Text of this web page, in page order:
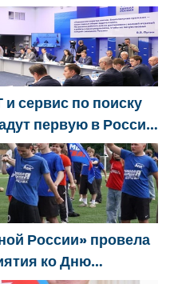
Bölgesi gazilerinin
ilk uzmanlaşmış
сервис по поиску
первую в России
для
СВО
России» провела
ко Дню